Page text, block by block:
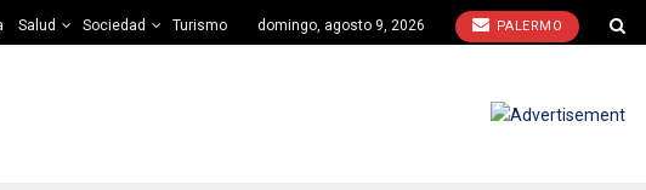
Salud Sociedad Turismo domingo, agosto 9, 2026 PALERMO